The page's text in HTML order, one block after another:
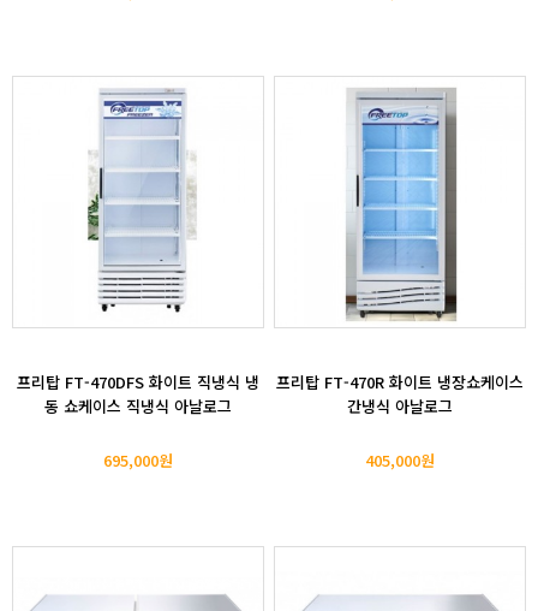
프리탑 FT-470DFS 화이트 직냉식 냉
동 쇼케이스 직냉식 아날로그
695,000원
프리탑 FT-470R 화이트 냉장쇼케이스
간냉식 아날로그
405,000원